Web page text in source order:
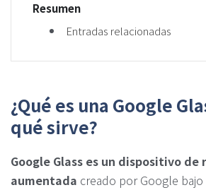
Resumen
Entradas relacionadas
¿Qué es una Google
qué sirve?
Google Glass es un dispositivo de
aumentada creado por Google